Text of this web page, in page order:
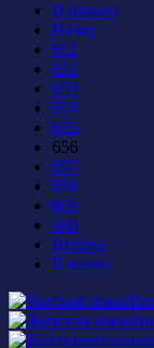
В начало
Назад
651
652
653
654
655
656
657
658
659
660
Вперед
В конец